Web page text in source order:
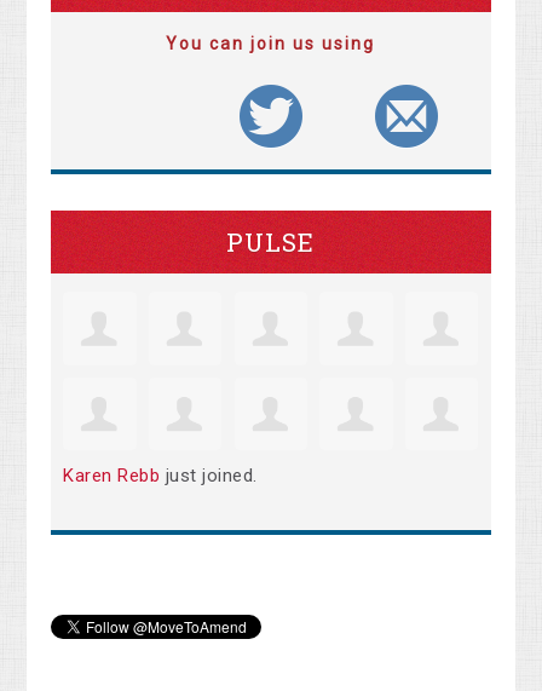
You can join us using
PULSE
Karen Rebb just joined.